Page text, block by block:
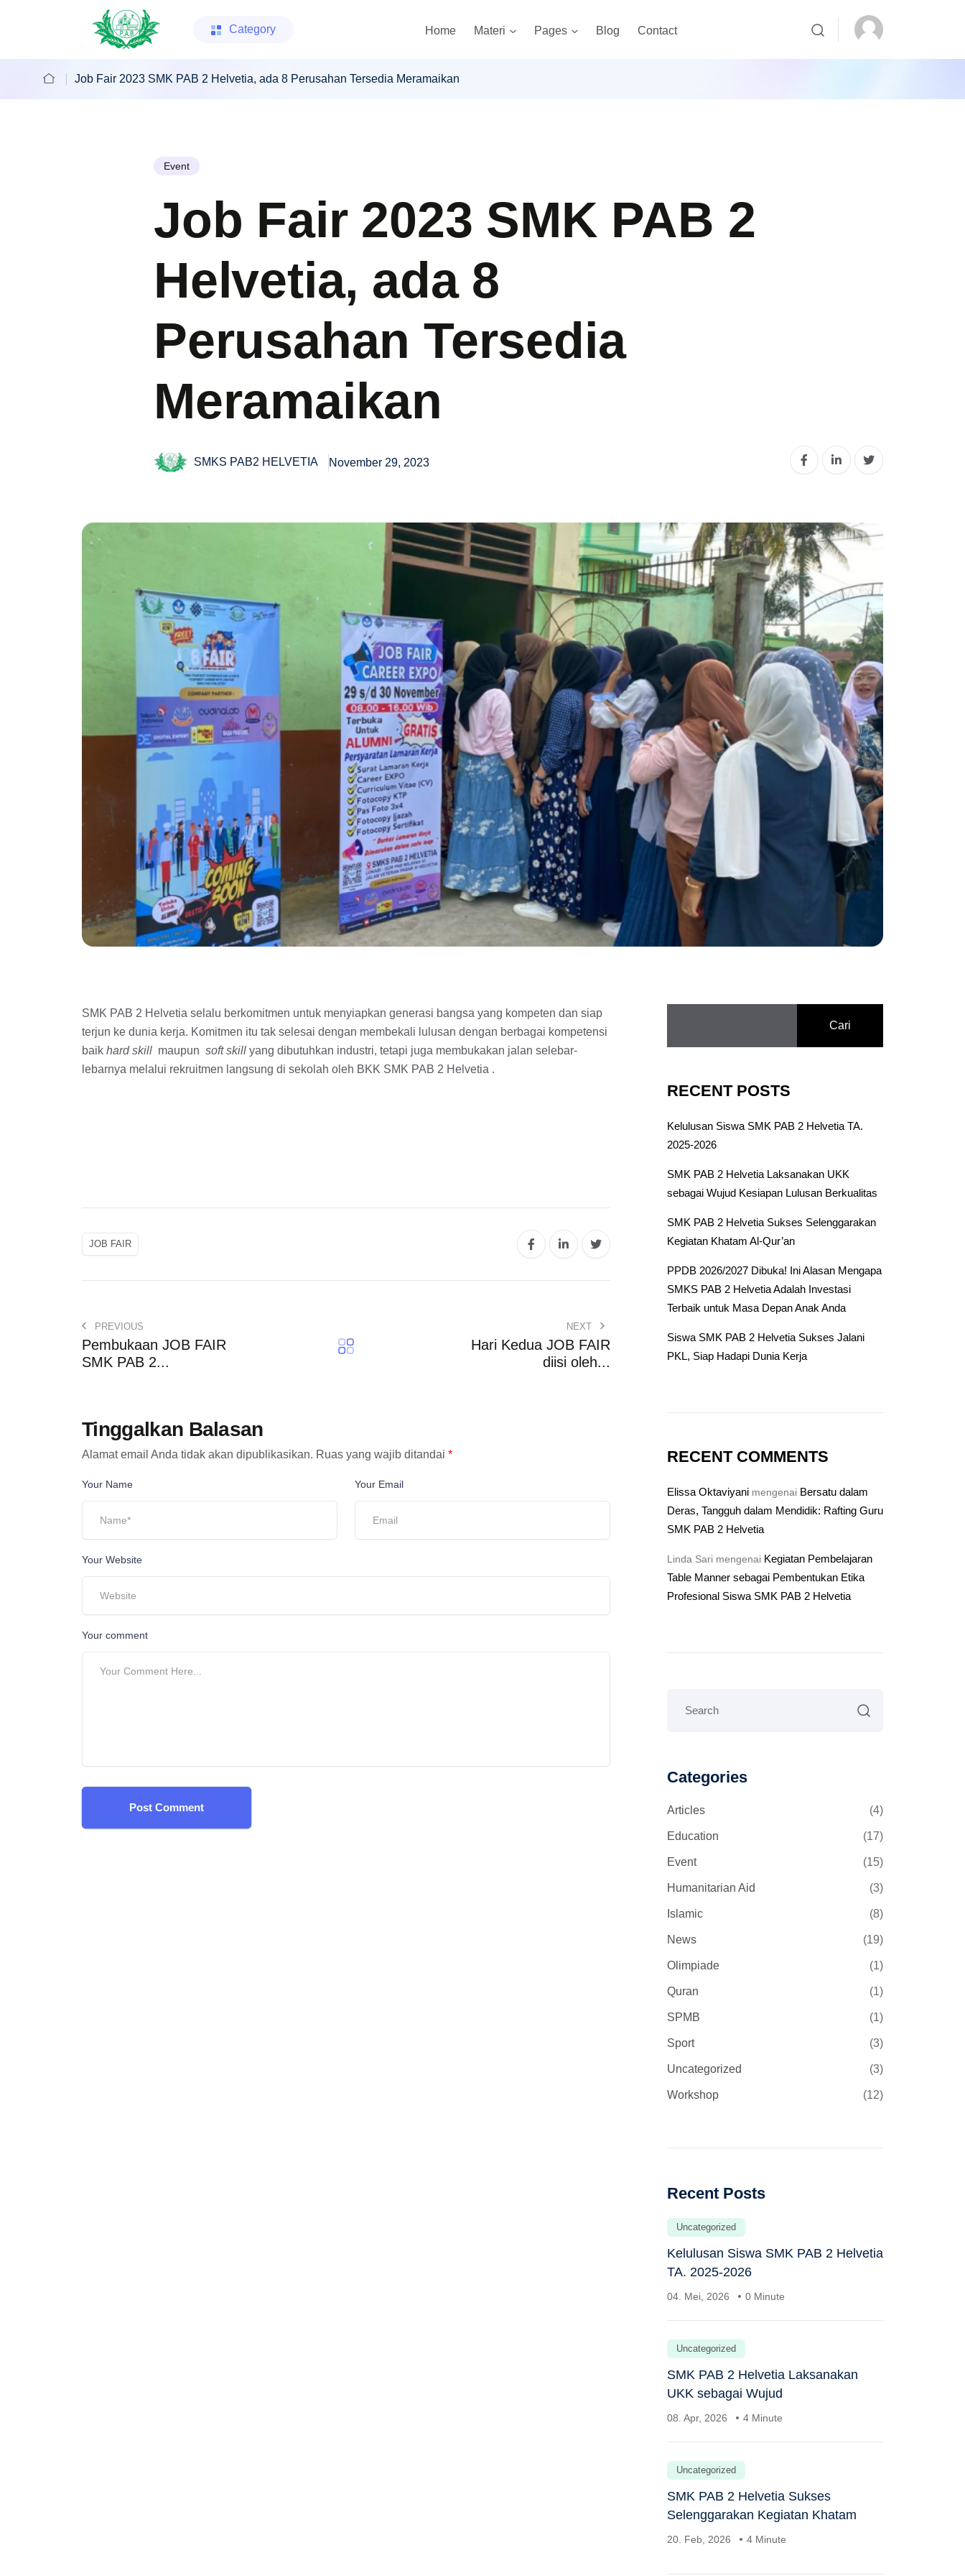
Category Home Materi Pages Blog Contact
Job Fair 2023 SMK PAB 2 Helvetia, ada 8 Perusahan Tersedia Meramaikan
Event
Job Fair 2023 SMK PAB 2
Helvetia, ada 8
Perusahan Tersedia
Meramaikan
SMKS PAB2 HELVETIA November 29, 2023
SMK PAB 2 Helvetia selalu berkomitmen untuk menyiapkan generasi bangsa yang kompeten dan siap
terjun ke dunia kerja. Komitmen itu tak selesai dengan membekali lulusan dengan berbagai kompetensi
baik hard skill maupun soft skill yang dibutuhkan industri, tetapi juga membukakan jalan selebar-
lebarnya melalui rekruitmen langsung di sekolah oleh BKK SMK PAB 2 Helvetia .
JOB FAIR
PREVIOUS
Pembukaan JOB FAIR
SMK PAB 2...
NEXT
Hari Kedua JOB FAIR
diisi oleh...
Tinggalkan Balasan
Alamat email Anda tidak akan dipublikasikan. Ruas yang wajib ditandai *
Your Name Your Email
Your Website
Your comment
Post Comment
Cari
RECENT POSTS
Kelulusan Siswa SMK PAB 2 Helvetia TA.
2025-2026
SMK PAB 2 Helvetia Laksanakan UKK
sebagai Wujud Kesiapan Lulusan Berkualitas
SMK PAB 2 Helvetia Sukses Selenggarakan
Kegiatan Khatam Al-Qur’an
PPDB 2026/2027 Dibuka! Ini Alasan Mengapa
SMKS PAB 2 Helvetia Adalah Investasi
Terbaik untuk Masa Depan Anak Anda
Siswa SMK PAB 2 Helvetia Sukses Jalani
PKL, Siap Hadapi Dunia Kerja
RECENT COMMENTS
Elissa Oktaviyani mengenai Bersatu dalam
Deras, Tangguh dalam Mendidik: Rafting Guru
SMK PAB 2 Helvetia
Linda Sari mengenai Kegiatan Pembelajaran
Table Manner sebagai Pembentukan Etika
Profesional Siswa SMK PAB 2 Helvetia
Categories
Articles (4)
Education (17)
Event (15)
Humanitarian Aid (3)
Islamic (8)
News (19)
Olimpiade (1)
Quran (1)
SPMB (1)
Sport (3)
Uncategorized (3)
Workshop (12)
Recent Posts
Uncategorized
Kelulusan Siswa SMK PAB 2 Helvetia
TA. 2025-2026
04. Mei, 2026 0 Minute
Uncategorized
SMK PAB 2 Helvetia Laksanakan
UKK sebagai Wujud
08. Apr, 2026 4 Minute
Uncategorized
SMK PAB 2 Helvetia Sukses
Selenggarakan Kegiatan Khatam
20. Feb, 2026 4 Minute